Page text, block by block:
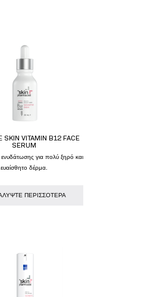
SKIN VITAMIN B12 FACE
SERUM
για πολύ ξηρό και
ευαίσθητο δέρμα.
ΠΕΡΙΣΣΟΤΕΡΑ